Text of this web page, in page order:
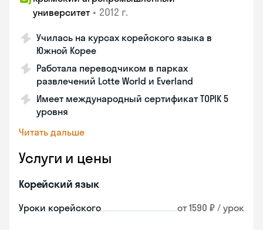
университет • 2012 г.
Училась на курсах корейского языка в
Южной Корее
Работала переводчиком в парках
развлечений Lotte World и Everland
Имеет международный сертификат TOPIK 5
уровня
Читать дальше
Услуги и цены
Корейский язык
Уроки корейского от 1590 ₽ / урок